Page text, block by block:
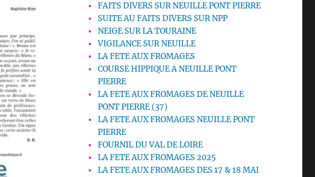
FAITS DIVERS SUR NEUILLE PONT PIERRE
SUITE AU FAITS DIVERS SUR NPP
NEIGE SUR LA TOURAINE
VIGILANCE SUR NEUILLE
LA FETE AUX FROMAGES
COURSE HIPPIQUE A NEUILLE PONT
PIERRE
LA FETE AUX FROMAGES DE NEUILLE
PONT PIERRE (37)
LA FETE AUX FROMAGES NEUILLE PONT
PIERRE
FOURNIL DU VAL DE LOIRE
LA FETE AUX FROMAGES 2025
LA FETE AUX FROMAGES DES 17 & 18 MAI